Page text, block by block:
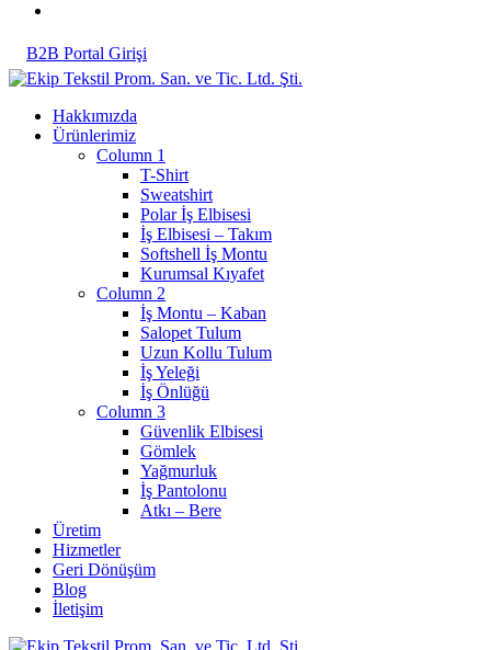
B2B Portal Girişi
Hakkımızda
Ürünlerimiz
Column 1
T-Shirt
Sweatshirt
Polar İş Elbisesi
İş Elbisesi – Takım
Softshell İş Montu
Kurumsal Kıyafet
Column 2
İş Montu – Kaban
Salopet Tulum
Uzun Kollu Tulum
İş Yeleği
İş Önlüğü
Column 3
Güvenlik Elbisesi
Gömlek
Yağmurluk
İş Pantolonu
Atkı – Bere
Üretim
Hizmetler
Geri Dönüşüm
Blog
İletişim